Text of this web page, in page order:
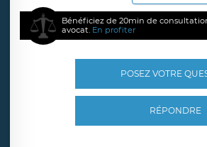
Bénéficiez de 20min de
avocat. En profiter
POSEZ VOTRE
RÉPONDRE